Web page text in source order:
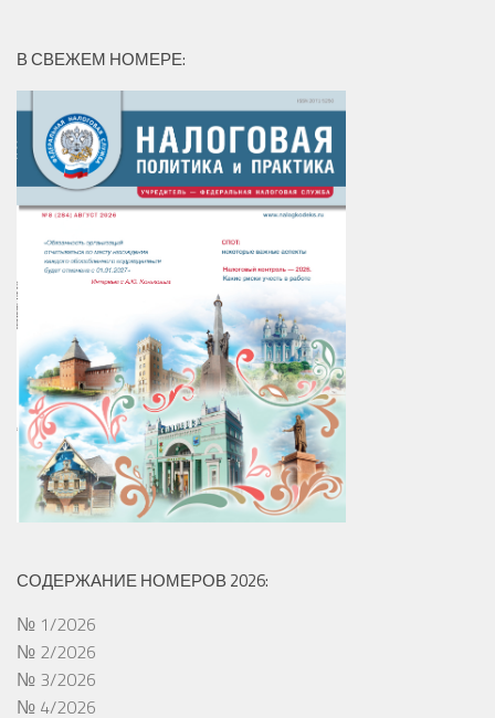
В СВЕЖЕМ НОМЕРЕ:
СОДЕРЖАНИЕ НОМЕРОВ 2026:
№ 1/2026
№ 2/2026
№ 3/2026
№ 4/2026